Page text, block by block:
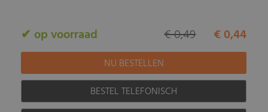
✔ op voorraad € 0,44
€ 0,49
BESTEL TELEFONISCH